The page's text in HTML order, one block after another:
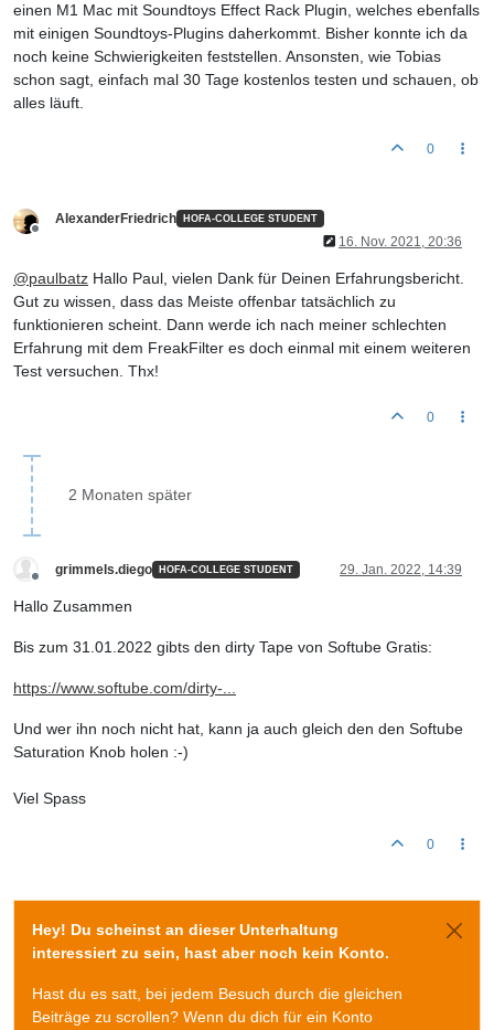
einen M1 Mac mit Soundtoys Effect Rack Plugin, welches ebenfalls
mit einigen Soundtoys-Plugins daherkommt. Bisher konnte ich da
noch keine Schwierigkeiten feststellen. Ansonsten, wie Tobias
schon sagt, einfach mal 30 Tage kostenlos testen und schauen, ob
alles läuft.
0
AlexanderFriedrich HOFA-COLLEGE STUDENT
16. Nov. 2021, 20:36
@paulbatz Hallo Paul, vielen Dank für Deinen Erfahrungsbericht.
Gut zu wissen, dass das Meiste offenbar tatsächlich zu
funktionieren scheint. Dann werde ich nach meiner schlechten
Erfahrung mit dem FreakFilter es doch einmal mit einem weiteren
Test versuchen. Thx!
0
2 Monaten später
grimmels.diego HOFA-COLLEGE STUDENT 29. Jan. 2022, 14:39
Hallo Zusammen
Bis zum 31.01.2022 gibts den dirty Tape von Softube Gratis:
https://www.softube.com/dirty-...
Und wer ihn noch nicht hat, kann ja auch gleich den den Softube
Saturation Knob holen :-)
Viel Spass
0
Hey! Du scheinst an dieser Unterhaltung
interessiert zu sein, hast aber noch kein Konto.
Hast du es satt, bei jedem Besuch durch die gleichen
Beiträge zu scrollen? Wenn du dich für ein Konto